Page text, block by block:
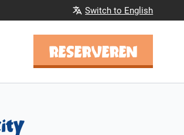
Switch to English
RESERVEREN